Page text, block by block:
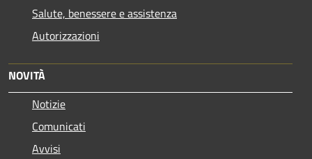
Salute, benessere e assistenza
Autorizzazioni
NOVITÀ
Notizie
Comunicati
Avvisi